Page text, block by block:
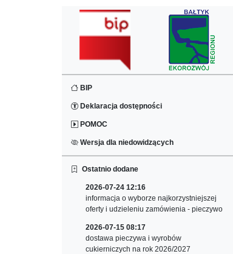
BIP
Deklaracja dostępności
POMOC
Wersja dla niedowidzących
Ostatnio dodane
2026-07-24 12:16
informacja o wyborze najkorzystniejszej
oferty i udzieleniu zamówienia - pieczywo
2026-07-15 08:17
dostawa pieczywa i wyrobów
cukierniczych na rok 2026/2027